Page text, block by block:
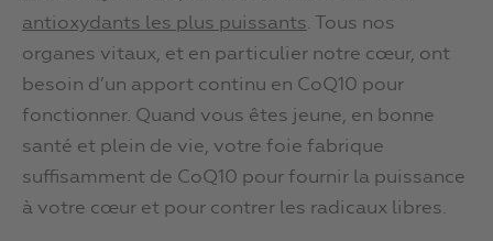
antioxydants les plus puissants. Tous nos
organes vitaux, et en particulier notre cœur, ont
besoin d’un apport continu en CoQ10 pour
fonctionner. Quand vous êtes jeune, en bonne
santé et plein de vie, votre foie fabrique
suffisamment de CoQ10 pour fournir la puissance
à votre cœur et pour contrer les radicaux libres.